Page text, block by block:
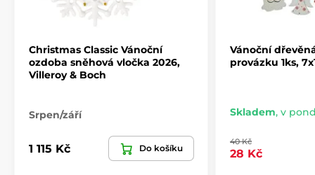
Christmas Classic Vánoční
ozdoba sněhová vločka 2026,
Villeroy & Boch
Srpen/září
1 115 Kč Do košíku
Vánoční
provázku 1ks,
Skladem, v
40 Kč
28 Kč